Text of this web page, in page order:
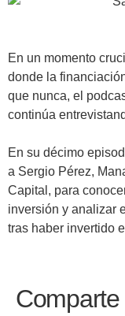
En un momento
donde la
que nunca, el
continúa
En su décimo
a Sergio Pérez,
Capital, para
inversión y analizar
tras haber invertido